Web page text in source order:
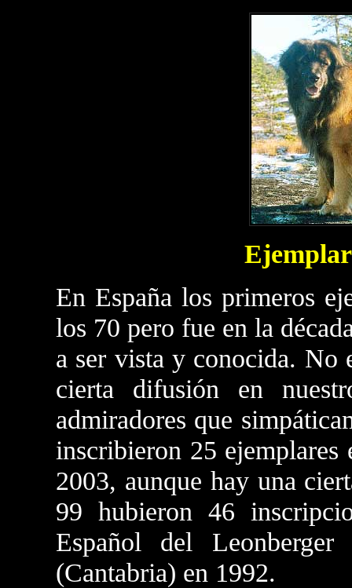
En España los primeros
los 70 pero fue en la
a ser vista y conocida. No
cierta difusión en
admiradores que
inscribieron 25
2003, aunque hay una
99 hubieron 46
Español del
(Cantabria) en 1992.